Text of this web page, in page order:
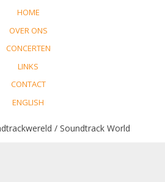
HOME
OVER ONS
CONCERTEN
LINKS
CONTACT
ENGLISH
/ Soundtrack World